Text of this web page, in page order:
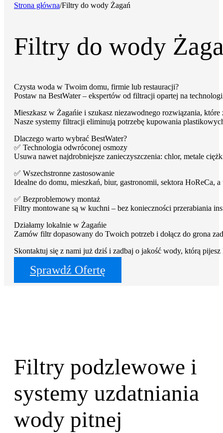
Filtry do wody z osmozy
Filtry podzlewowe BestWater Jungbrunnen – seria
Filtry do wody dla gastronomii i HoReCa
Filtry turystyczne na wycieczki i outdoor
Strona główna/Filtry do wody Żagań
Filtry do wody
Czysta woda w Twoim domu, firmie lub restauracji?
Postaw na BestWater – ekspertów od filtracji opartej na
Mieszkasz w Żagańie i szukasz niezawodnego rozwiązania,
Nasze systemy filtracji eliminują potrzebę kupowania
Dlaczego warto wybrać BestWater?
✅ Technologia odwróconej osmozy
Usuwa nawet najdrobniejsze zanieczyszczenia: chlor, metale
✅ Wszechstronne zastosowanie
Idealne do domu, mieszkań, biur, gastronomii, sektora HoReCa,
✅ Bezproblemowy montaż
Filtry montowane są w kuchni – bez konieczności przerabiania
Działamy lokalnie w Żagańie
Zamów filtr dopasowany do Twoich potrzeb i dołącz do grona
Skontaktuj się z nami już dziś i zadbaj o jakość wody, którą pijesz
Sprawdź Ofertę
Filtry podzlewowe i
systemy uzdatniania
wody pitnej